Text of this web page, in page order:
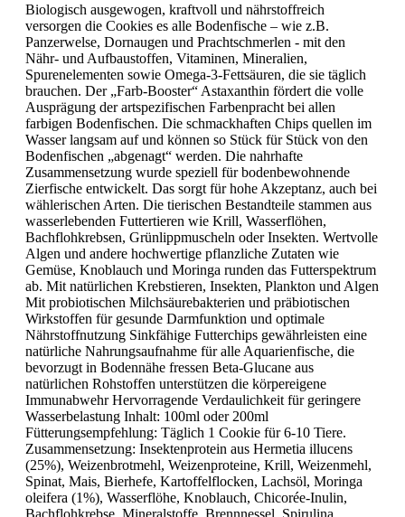
Biologisch ausgewogen, kraftvoll und nährstoffreich
versorgen die Cookies es alle Bodenfische – wie z.B.
Panzerwelse, Dornaugen und Prachtschmerlen - mit den
Nähr- und Aufbaustoffen, Vitaminen, Mineralien,
Spurenelementen sowie Omega-3-Fettsäuren, die sie täglich
brauchen. Der „Farb-Booster“ Astaxanthin fördert die volle
Ausprägung der artspezifischen Farbenpracht bei allen
farbigen Bodenfischen. Die schmackhaften Chips quellen im
Wasser langsam auf und können so Stück für Stück von den
Bodenfischen „abgenagt“ werden. Die nahrhafte
Zusammensetzung wurde speziell für bodenbewohnende
Zierfische entwickelt. Das sorgt für hohe Akzeptanz, auch bei
wählerischen Arten. Die tierischen Bestandteile stammen aus
wasserlebenden Futtertieren wie Krill, Wasserflöhen,
Bachflohkrebsen, Grünlippmuscheln oder Insekten. Wertvolle
Algen und andere hochwertige pflanzliche Zutaten wie
Gemüse, Knoblauch und Moringa runden das Futterspektrum
ab. Mit natürlichen Krebstieren, Insekten, Plankton und Algen
Mit probiotischen Milchsäurebakterien und präbiotischen
Wirkstoffen für gesunde Darmfunktion und optimale
Nährstoffnutzung Sinkfähige Futterchips gewährleisten eine
natürliche Nahrungsaufnahme für alle Aquarienfische, die
bevorzugt in Bodennähe fressen Beta-Glucane aus
natürlichen Rohstoffen unterstützen die körpereigene
Immunabwehr Hervorragende Verdaulichkeit für geringere
Wasserbelastung Inhalt: 100ml oder 200ml
Fütterungsempfehlung: Täglich 1 Cookie für 6-10 Tiere.
Zusammensetzung: Insektenprotein aus Hermetia illucens
(25%), Weizenbrotmehl, Weizenproteine, Krill, Weizenmehl,
Spinat, Mais, Bierhefe, Kartoffelflocken, Lachsöl, Moringa
oleifera (1%), Wasserflöhe, Knoblauch, Chicorée-Inulin,
Bachflohkrebse, Mineralstoffe, Brennnessel, Spirulina,